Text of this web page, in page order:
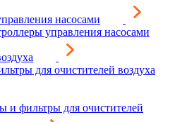
насосами
управления насосами
для очистителей воздуха
и фильтры для очистителей